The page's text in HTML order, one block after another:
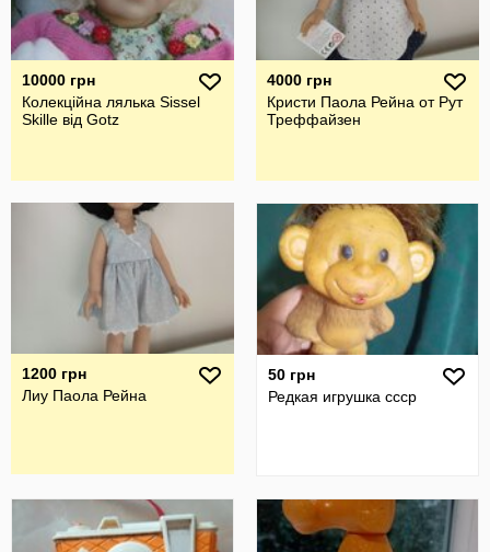
10000 грн
Колекційна лялька Sissel
Skille від Gotz
4000 грн
Кристи Паола Рейна от Рут
Треффайзен
1200 грн
Лиу Паола Рейна
50 грн
Редкая игрушка ссср